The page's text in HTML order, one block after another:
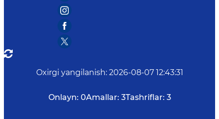
Oxirgi yangilanish: 2026-08-07 12:43:31
Onlayn: 0Amallar: 3Tashriflar: 3